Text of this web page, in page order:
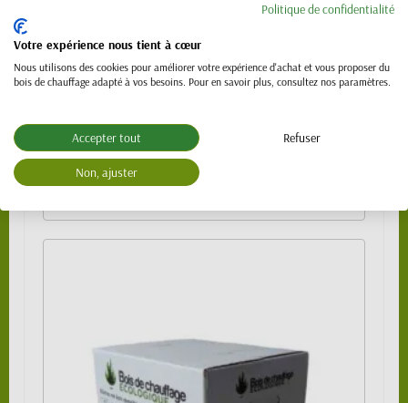
1 pack de 10 kg
1/4 de palette 240 kg 129,00 €
3/4 de palette 720 kg
Palette 960 kg
Politique de confidentialité
Votre expérience nous tient à cœur
Nous utilisons des cookies pour améliorer votre expérience d'achat et vous proposer du
bois de chauffage adapté à vos besoins. Pour en savoir plus, consultez nos paramètres.
Accepter tout Refuser
Non, ajuster